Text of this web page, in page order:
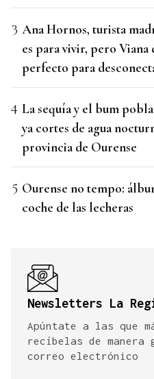
Ana Hornos, turista
es para vivir, pero Viana
perfecto para
La sequía y el bum
ya cortes de agua
provincia de Ourense
Ourense no tempo:
coche de las lecheras
Newsletters La
Apúntate a las que
recíbelas de
correo electrónico